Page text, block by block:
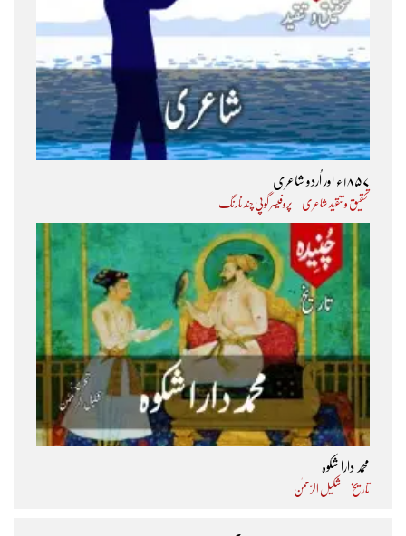
۱۸۵۷ء اور اُردو شاعری
تحقیق و تنقید شاعری پروفیسر گوپی چند نارنگ
محمد دارا شکوہ
تاریخ شکیل الرّحمٰن